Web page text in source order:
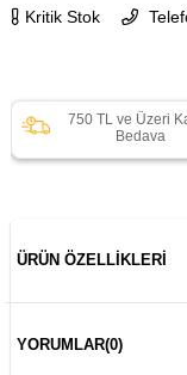
Kritik Stok
750 TL ve Üzeri
Bedava
ÜRÜN ÖZELLIKLERI
YORUMLAR(0)